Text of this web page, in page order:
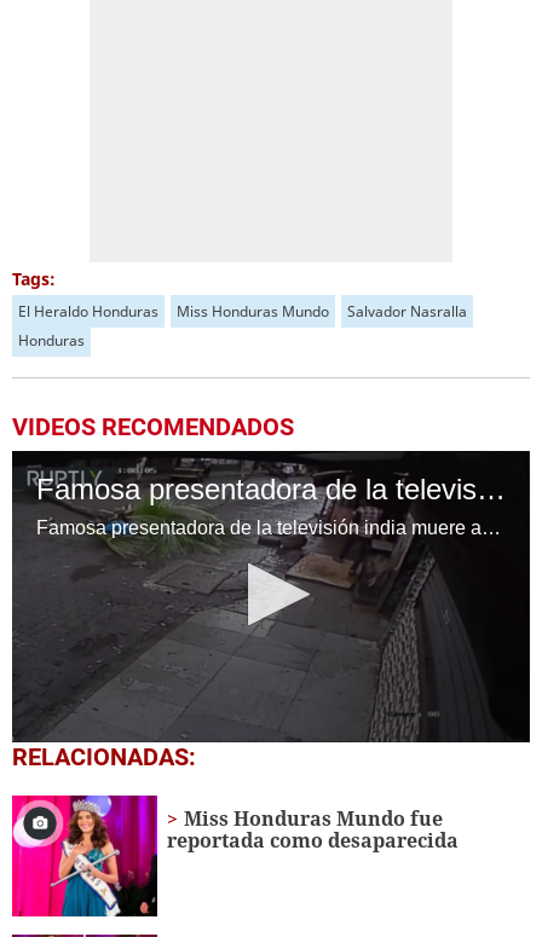
Tags:
El Heraldo Honduras Miss Honduras Mundo
Salvador Nasralla
Honduras
VIDEOS RECOMENDADOS
Famosa presentadora de la televisión india muere aplastada por una palmera
Famosa presentadora de la televisión india muere aplastado por una palmera
0
seconds
1
minute,
6
seconds
RELACIONADAS:
Miss Honduras Mundo fue
reportada como desaparecida